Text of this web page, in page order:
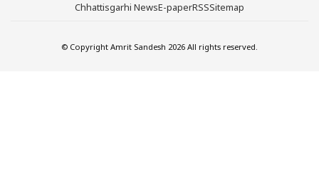
Chhattisgarhi NewsE-paperRSSSitemap
© Copyright Amrit Sandesh 2026 All rights reserved.